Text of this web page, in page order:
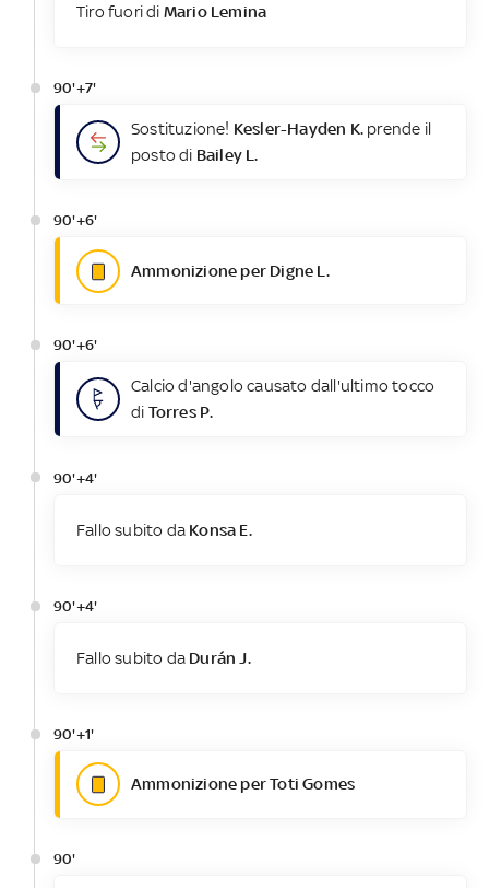
Tiro fuori di Mario Lemina
90'+7'
Sostituzione! Kesler-Hayden K. prende il
posto di Bailey L.
90'+6'
Ammonizione per Digne L.
90'+6'
Calcio d'angolo causato dall'ultimo tocco
di Torres P.
90'+4'
Fallo subito da Konsa E.
90'+4'
Fallo subito da Durán J.
90'+1'
Ammonizione per Toti Gomes
90'